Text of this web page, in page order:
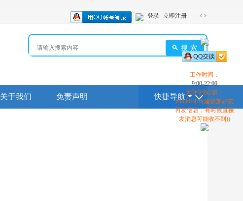
换
到
宽
版
登录 立即注册
搜索
关于我们 免责声明 快捷导航
工作时间：
9:00-22:00
天野学院2群：
648301976(建议加好友
再发信息，有时候直接
发消息可能收不到))